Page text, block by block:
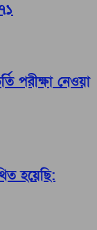
পরীক্ষা নেওয়া
হয়েছি: